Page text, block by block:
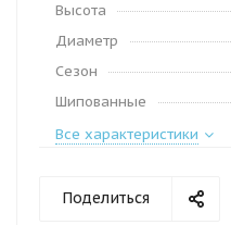
Высота
Диаметр
Сезон
Шипованные
Все характеристики
Поделиться